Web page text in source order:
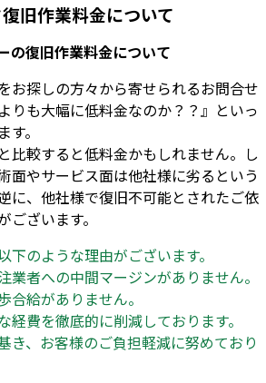
旧作業料金について
の復旧作業料金について
お探しの方々から寄せられるお問合せ
りも大幅に低料金なのか？？』といっ
。
比較すると低料金かもしれません。し
面やサービス面は他社様に劣るという
に、他社様で復旧不可能とされたご依
ざいます。
下のような理由がございます。
者への中間マージンがありません。
給がありません。
費を徹底的に削減しております。
、お客様のご負担軽減に努めており